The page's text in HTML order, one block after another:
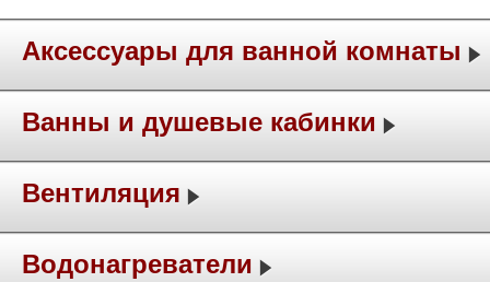
Аксессуары для ванной комнаты
Ванны и душевые кабинки
Вентиляция
Водонагреватели